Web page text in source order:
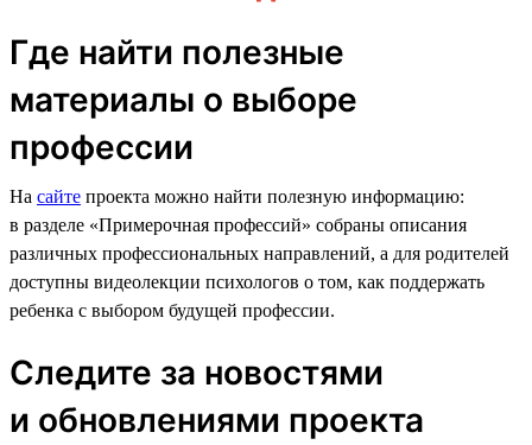
Где найти полезные
материалы о выборе
профессии
На сайте проекта можно найти полезную информацию:
в разделе «Примерочная профессий» собраны описания
различных профессиональных направлений, а для родителей
доступны видеолекции психологов о том, как поддержать
ребенка с выбором будущей профессии.
Следите за новостями
и обновлениями проекта